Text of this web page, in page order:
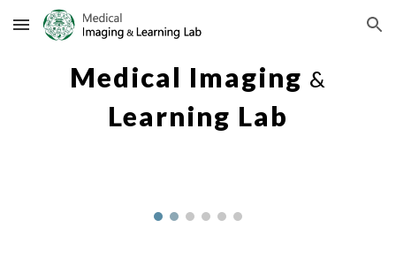
Skip to main content Skip to navigation
Medical Imaging &
Learning Lab